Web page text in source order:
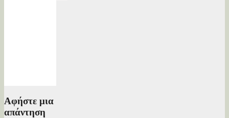
Αφήστε μια
απάντηση